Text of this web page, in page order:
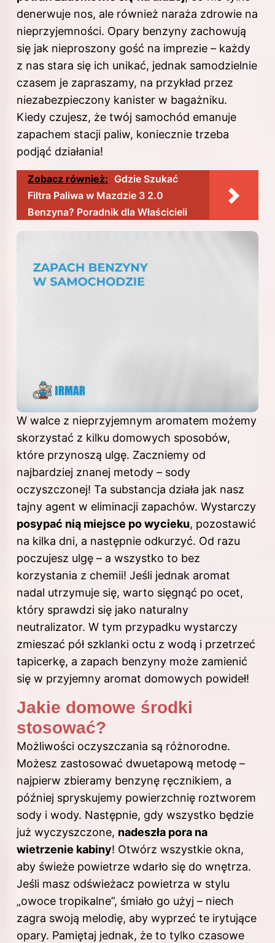
denerwuje nos, ale również naraża zdrowie na
nieprzyjemności. Opary benzyny zachowują
się jak nieproszony gość na imprezie – każdy
z nas stara się ich unikać, jednak samodzielnie
czasem je zapraszamy, na przykład przez
niezabezpieczony kanister w bagażniku.
Kiedy czujesz, że twój samochód emanuje
zapachem stacji paliw, koniecznie trzeba
podjąć działania!
Zobacz również: Gdzie Szukać
Filtra Paliwa w Mazdzie 3 2.0
Benzyna? Poradnik dla Właścicieli
W walce z nieprzyjemnym aromatem możemy
skorzystać z kilku domowych sposobów,
które przynoszą ulgę. Zaczniemy od
najbardziej znanej metody – sody
oczyszczonej! Ta substancja działa jak nasz
tajny agent w eliminacji zapachów. Wystarczy
posypać nią miejsce po wycieku, pozostawić
na kilka dni, a następnie odkurzyć. Od razu
poczujesz ulgę – a wszystko to bez
korzystania z chemii! Jeśli jednak aromat
nadal utrzymuje się, warto sięgnąć po ocet,
który sprawdzi się jako naturalny
neutralizator. W tym przypadku wystarczy
zmieszać pół szklanki octu z wodą i przetrzeć
tapicerkę, a zapach benzyny może zamienić
się w przyjemny aromat domowych powideł!
Jakie domowe środki
stosować?
Możliwości oczyszczania są różnorodne.
Możesz zastosować dwuetapową metodę –
najpierw zbieramy benzynę ręcznikiem, a
później spryskujemy powierzchnię roztworem
sody i wody. Następnie, gdy wszystko będzie
już wyczyszczone, nadeszła pora na
wietrzenie kabiny! Otwórz wszystkie okna,
aby świeże powietrze wdarło się do wnętrza.
Jeśli masz odświeżacz powietrza w stylu
„owoce tropikalne”, śmiało go użyj – niech
zagra swoją melodię, aby wyprzeć te irytujące
opary. Pamiętaj jednak, że to tylko czasowe